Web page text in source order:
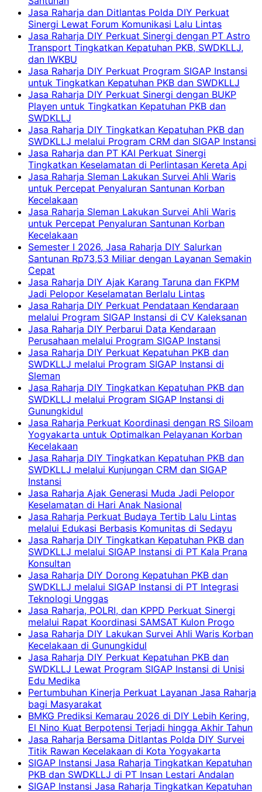
Jasa Raharja dan Ditlantas Polda DIY Perkuat
Sinergi Lewat Forum Komunikasi Lalu Lintas
Jasa Raharja DIY Perkuat Sinergi dengan PT Astro
Transport Tingkatkan Kepatuhan PKB, SWDKLLJ,
dan IWKBU
Jasa Raharja DIY Perkuat Program SIGAP Instansi
untuk Tingkatkan Kepatuhan PKB dan SWDKLLJ
Jasa Raharja DIY Perkuat Sinergi dengan BUKP
Playen untuk Tingkatkan Kepatuhan PKB dan
SWDKLLJ
Jasa Raharja DIY Tingkatkan Kepatuhan PKB dan
SWDKLLJ melalui Program CRM dan SIGAP Instansi
Jasa Raharja dan PT KAI Perkuat Sinergi
Tingkatkan Keselamatan di Perlintasan Kereta Api
Jasa Raharja Sleman Lakukan Survei Ahli Waris
untuk Percepat Penyaluran Santunan Korban
Kecelakaan
Jasa Raharja Sleman Lakukan Survei Ahli Waris
untuk Percepat Penyaluran Santunan Korban
Kecelakaan
Semester I 2026, Jasa Raharja DIY Salurkan
Santunan Rp73,53 Miliar dengan Layanan Semakin
Cepat
Jasa Raharja DIY Ajak Karang Taruna dan FKPM
Jadi Pelopor Keselamatan Berlalu Lintas
Jasa Raharja DIY Perkuat Pendataan Kendaraan
melalui Program SIGAP Instansi di CV Kaleksanan
Jasa Raharja DIY Perbarui Data Kendaraan
Perusahaan melalui Program SIGAP Instansi
Jasa Raharja DIY Perkuat Kepatuhan PKB dan
SWDKLLJ melalui Program SIGAP Instansi di
Sleman
Jasa Raharja DIY Tingkatkan Kepatuhan PKB dan
SWDKLLJ melalui Program SIGAP Instansi di
Gunungkidul
Jasa Raharja Perkuat Koordinasi dengan RS Siloam
Yogyakarta untuk Optimalkan Pelayanan Korban
Kecelakaan
Jasa Raharja DIY Tingkatkan Kepatuhan PKB dan
SWDKLLJ melalui Kunjungan CRM dan SIGAP
Instansi
Jasa Raharja Ajak Generasi Muda Jadi Pelopor
Keselamatan di Hari Anak Nasional
Jasa Raharja Perkuat Budaya Tertib Lalu Lintas
melalui Edukasi Berbasis Komunitas di Sedayu
Jasa Raharja DIY Tingkatkan Kepatuhan PKB dan
SWDKLLJ melalui SIGAP Instansi di PT Kala Prana
Konsultan
Jasa Raharja DIY Dorong Kepatuhan PKB dan
SWDKLLJ melalui SIGAP Instansi di PT Integrasi
Teknologi Unggas
Jasa Raharja, POLRI, dan KPPD Perkuat Sinergi
melalui Rapat Koordinasi SAMSAT Kulon Progo
Jasa Raharja DIY Lakukan Survei Ahli Waris Korban
Kecelakaan di Gunungkidul
Jasa Raharja DIY Perkuat Kepatuhan PKB dan
SWDKLLJ Lewat Program SIGAP Instansi di Unisi
Edu Medika
Pertumbuhan Kinerja Perkuat Layanan Jasa Raharja
bagi Masyarakat
BMKG Prediksi Kemarau 2026 di DIY Lebih Kering,
El Nino Kuat Berpotensi Terjadi hingga Akhir Tahun
Jasa Raharja Bersama Ditlantas Polda DIY Survei
Titik Rawan Kecelakaan di Kota Yogyakarta
SIGAP Instansi Jasa Raharja Tingkatkan Kepatuhan
PKB dan SWDKLLJ di PT Insan Lestari Andalan
SIGAP Instansi Jasa Raharja Tingkatkan Kepatuhan